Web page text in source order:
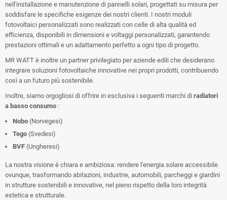
nell'installazione e manutenzione di pannelli solari, progettati su misura per
soddisfare le specifiche esigenze dei nostri clienti. I nostri moduli
fotovoltaici personalizzati sono realizzati con celle di alta qualità ed
efficienza, disponibili in dimensioni e voltaggi personalizzati, garantendo
prestazioni ottimali e un adattamento perfetto a ogni tipo di progetto.
MR WATT è inoltre un partner privilegiato per aziende edili che desiderano
integrare soluzioni fotovoltaiche innovative nei propri prodotti, contribuendo
così a un futuro più sostenibile.
Inoltre, siamo orgogliosi di offrire in esclusiva i seguenti marchi di radiatori
a basso consumo :
Nobo (Norvegesi)
Tego (Svedesi)
BVF (Ungheresi)
La nostra visione è chiara e ambiziosa: rendere l'energia solare accessibile
ovunque, trasformando abitazioni, industrie, automobili, parcheggi e giardini
in strutture sostenibili e innovative, nel pieno rispetto della loro integrità
estetica e strutturale.